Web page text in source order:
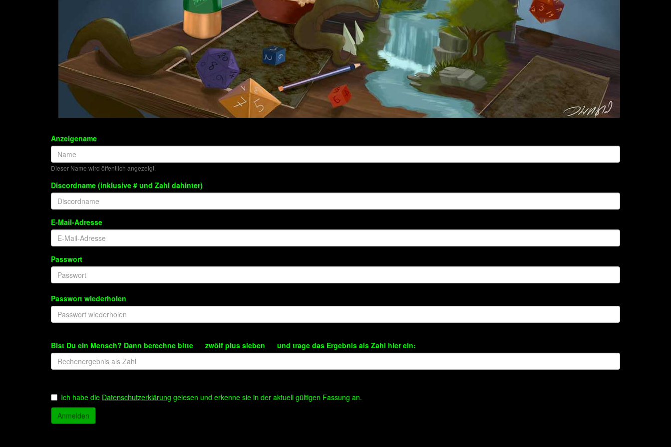
Anzeigename
Dieser Name wird öffentlich angezeigt.
Discordname (inklusive # und Zahl dahinter)
E-Mail-Adresse
Passwort
Passwort wiederholen
Bist Du ein Mensch? Dann berechne bitte zwölf plus sieben und trage das Ergebnis als Zahl hier ein:
Ich habe die Datenschutzerklärung gelesen und erkenne sie in der aktuell gültigen Fassung an.